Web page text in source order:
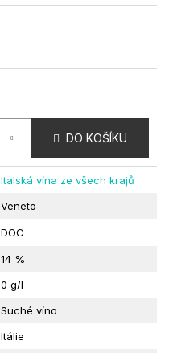
DO KOŠÍKU
Italská vína ze všech krajů
Veneto
DOC
14 %
0 g/l
Suché víno
Itálie